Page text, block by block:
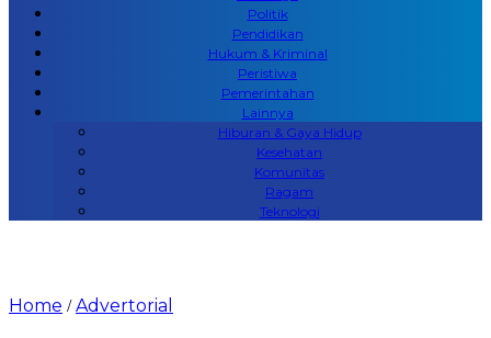
Politik
Pendidikan
Hukum & Kriminal
Peristiwa
Pemerintahan
Lainnya
Hiburan & Gaya Hidup
Kesehatan
Komunitas
Ragam
Teknologi
Home /Advertorial